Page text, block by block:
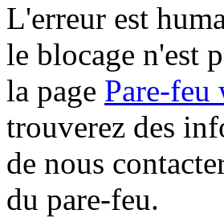
L'erreur est
le blocage n'est
la page Pare-feu
trouverez des
de nous
du pare-feu.